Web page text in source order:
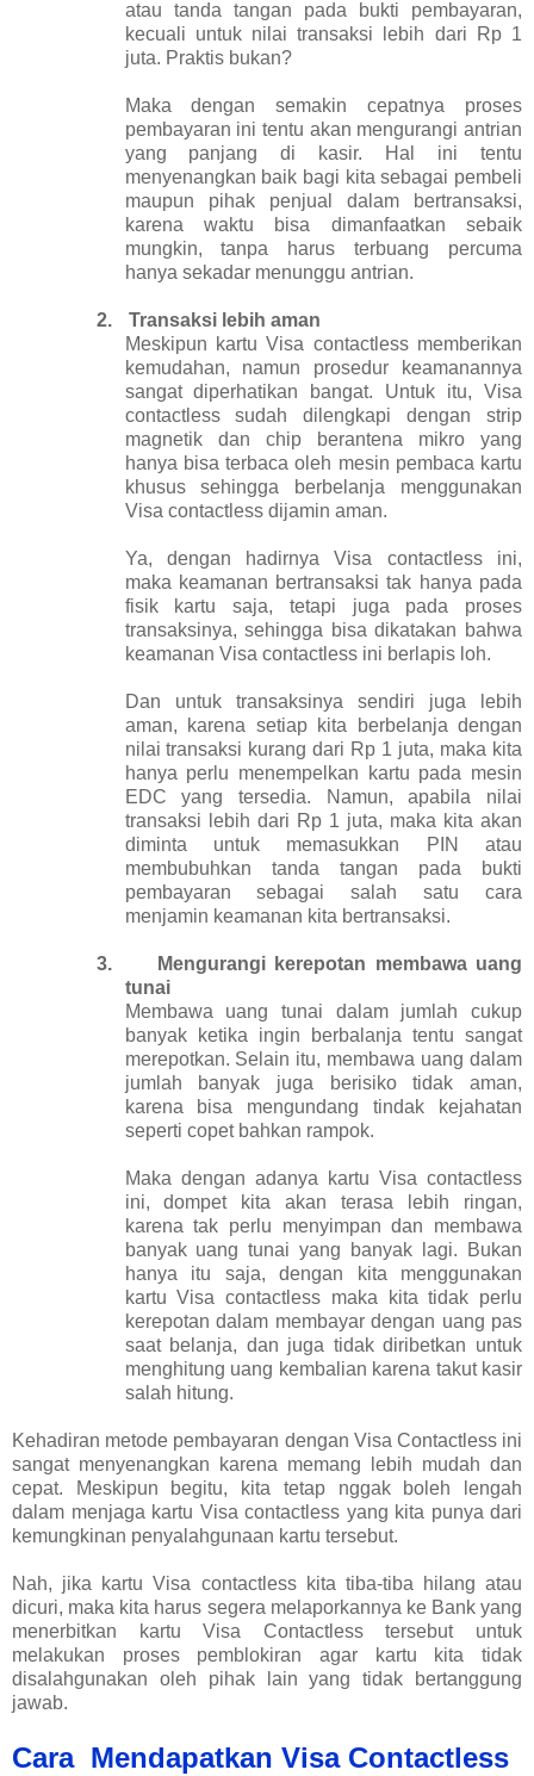
atau tanda tangan pada bukti pembayaran,
kecuali untuk nilai transaksi lebih dari Rp 1
juta. Praktis bukan?
Maka dengan semakin cepatnya proses
pembayaran ini tentu akan mengurangi antrian
yang panjang di kasir. Hal ini tentu
menyenangkan baik bagi kita sebagai pembeli
maupun pihak penjual dalam bertransaksi,
karena waktu bisa dimanfaatkan sebaik
mungkin, tanpa harus terbuang percuma
hanya sekadar menunggu antrian.
2.
Transaksi lebih aman
Meskipun kartu Visa contactless memberikan
kemudahan, namun prosedur keamanannya
sangat diperhatikan bangat. Untuk itu, Visa
contactless sudah dilengkapi dengan strip
magnetik dan chip berantena mikro yang
hanya bisa terbaca oleh mesin pembaca kartu
khusus sehingga berbelanja menggunakan
Visa contactless dijamin aman.
Ya, dengan hadirnya Visa contactless ini,
maka keamanan bertransaksi tak hanya pada
fisik kartu saja, tetapi juga pada proses
transaksinya, sehingga bisa dikatakan bahwa
keamanan Visa contactless ini berlapis loh.
Dan untuk transaksinya sendiri juga lebih
aman, karena setiap kita berbelanja dengan
nilai transaksi kurang dari Rp 1 juta, maka kita
hanya perlu menempelkan kartu pada mesin
EDC yang tersedia. Namun, apabila nilai
transaksi lebih dari Rp 1 juta, maka kita akan
diminta untuk memasukkan PIN atau
membubuhkan tanda tangan pada bukti
pembayaran sebagai salah satu cara
menjamin keamanan kita bertransaksi.
3.
Mengurangi kerepotan membawa uang
tunai
Membawa uang tunai dalam jumlah cukup
banyak ketika ingin berbalanja tentu sangat
merepotkan. Selain itu, membawa uang dalam
jumlah banyak juga berisiko tidak aman,
karena bisa mengundang tindak kejahatan
seperti copet bahkan rampok.
Maka dengan adanya kartu Visa contactless
ini, dompet kita akan terasa lebih ringan,
karena tak perlu menyimpan dan membawa
banyak uang tunai yang banyak lagi. Bukan
hanya itu saja, dengan kita menggunakan
kartu Visa contactless maka kita tidak perlu
kerepotan dalam membayar dengan uang pas
saat belanja, dan juga tidak diribetkan untuk
menghitung uang kembalian karena takut kasir
salah hitung.
Kehadiran metode pembayaran dengan Visa Contactless ini
sangat menyenangkan karena memang lebih mudah dan
cepat. Meskipun begitu, kita tetap nggak boleh lengah
dalam menjaga kartu Visa contactless yang kita punya dari
kemungkinan penyalahgunaan kartu tersebut.
Nah, jika kartu Visa contactless kita tiba-tiba hilang atau
dicuri, maka kita harus segera melaporkannya ke Bank yang
menerbitkan kartu Visa Contactless tersebut untuk
melakukan proses pemblokiran agar kartu kita tidak
disalahgunakan oleh pihak lain yang tidak bertanggung
jawab.
Cara Mendapatkan Visa Contactless